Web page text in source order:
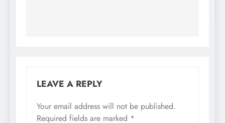
LEAVE A REPLY
Your email address will not be published.
Required fields are marked *